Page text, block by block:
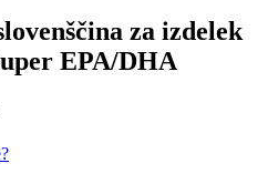
za izdelek
EPA/DHA